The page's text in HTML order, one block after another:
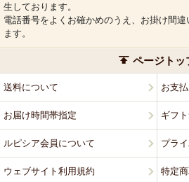
生しております。
電話番号をよくお確かめのうえ、お掛け間
ます。
ページトッ
送料について お支
お届け時間帯指定 ギフ
ルピシア会員について プラ
ウェブサイト利用規約 特定